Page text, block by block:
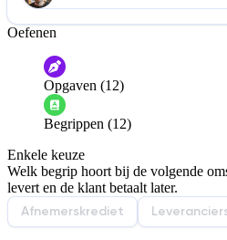
Help ons de video te verbeteren
De audio is slecht
Informatie is onjuist
De docent is te langdradig
De uitleg gaat te langzaam
Afspelen werkte niet
Oefenen
Opgaven (12)
Begrippen (12)
Enkele keuze
Welk begrip hoort bij de volgende
levert en de klant betaalt later.
Afnemerskrediet